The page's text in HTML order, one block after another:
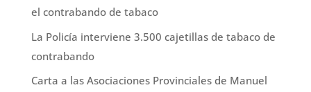
el contrabando de tabaco
La Policía interviene 3.500 cajetillas de tabaco de
contrabando
Carta a las Asociaciones Provinciales de Manuel